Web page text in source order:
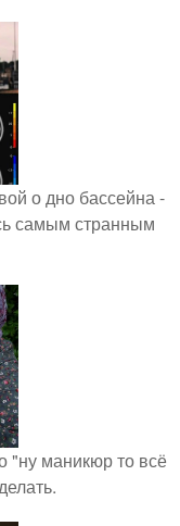
о дно бассейна -
самым странным
"ну маникюр то всё